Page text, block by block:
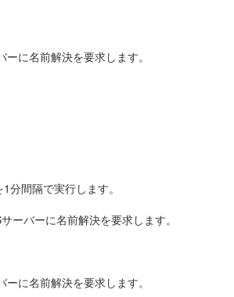
に名前解決を要求します。
間隔で実行します。
バーに名前解決を要求します。
に名前解決を要求します。